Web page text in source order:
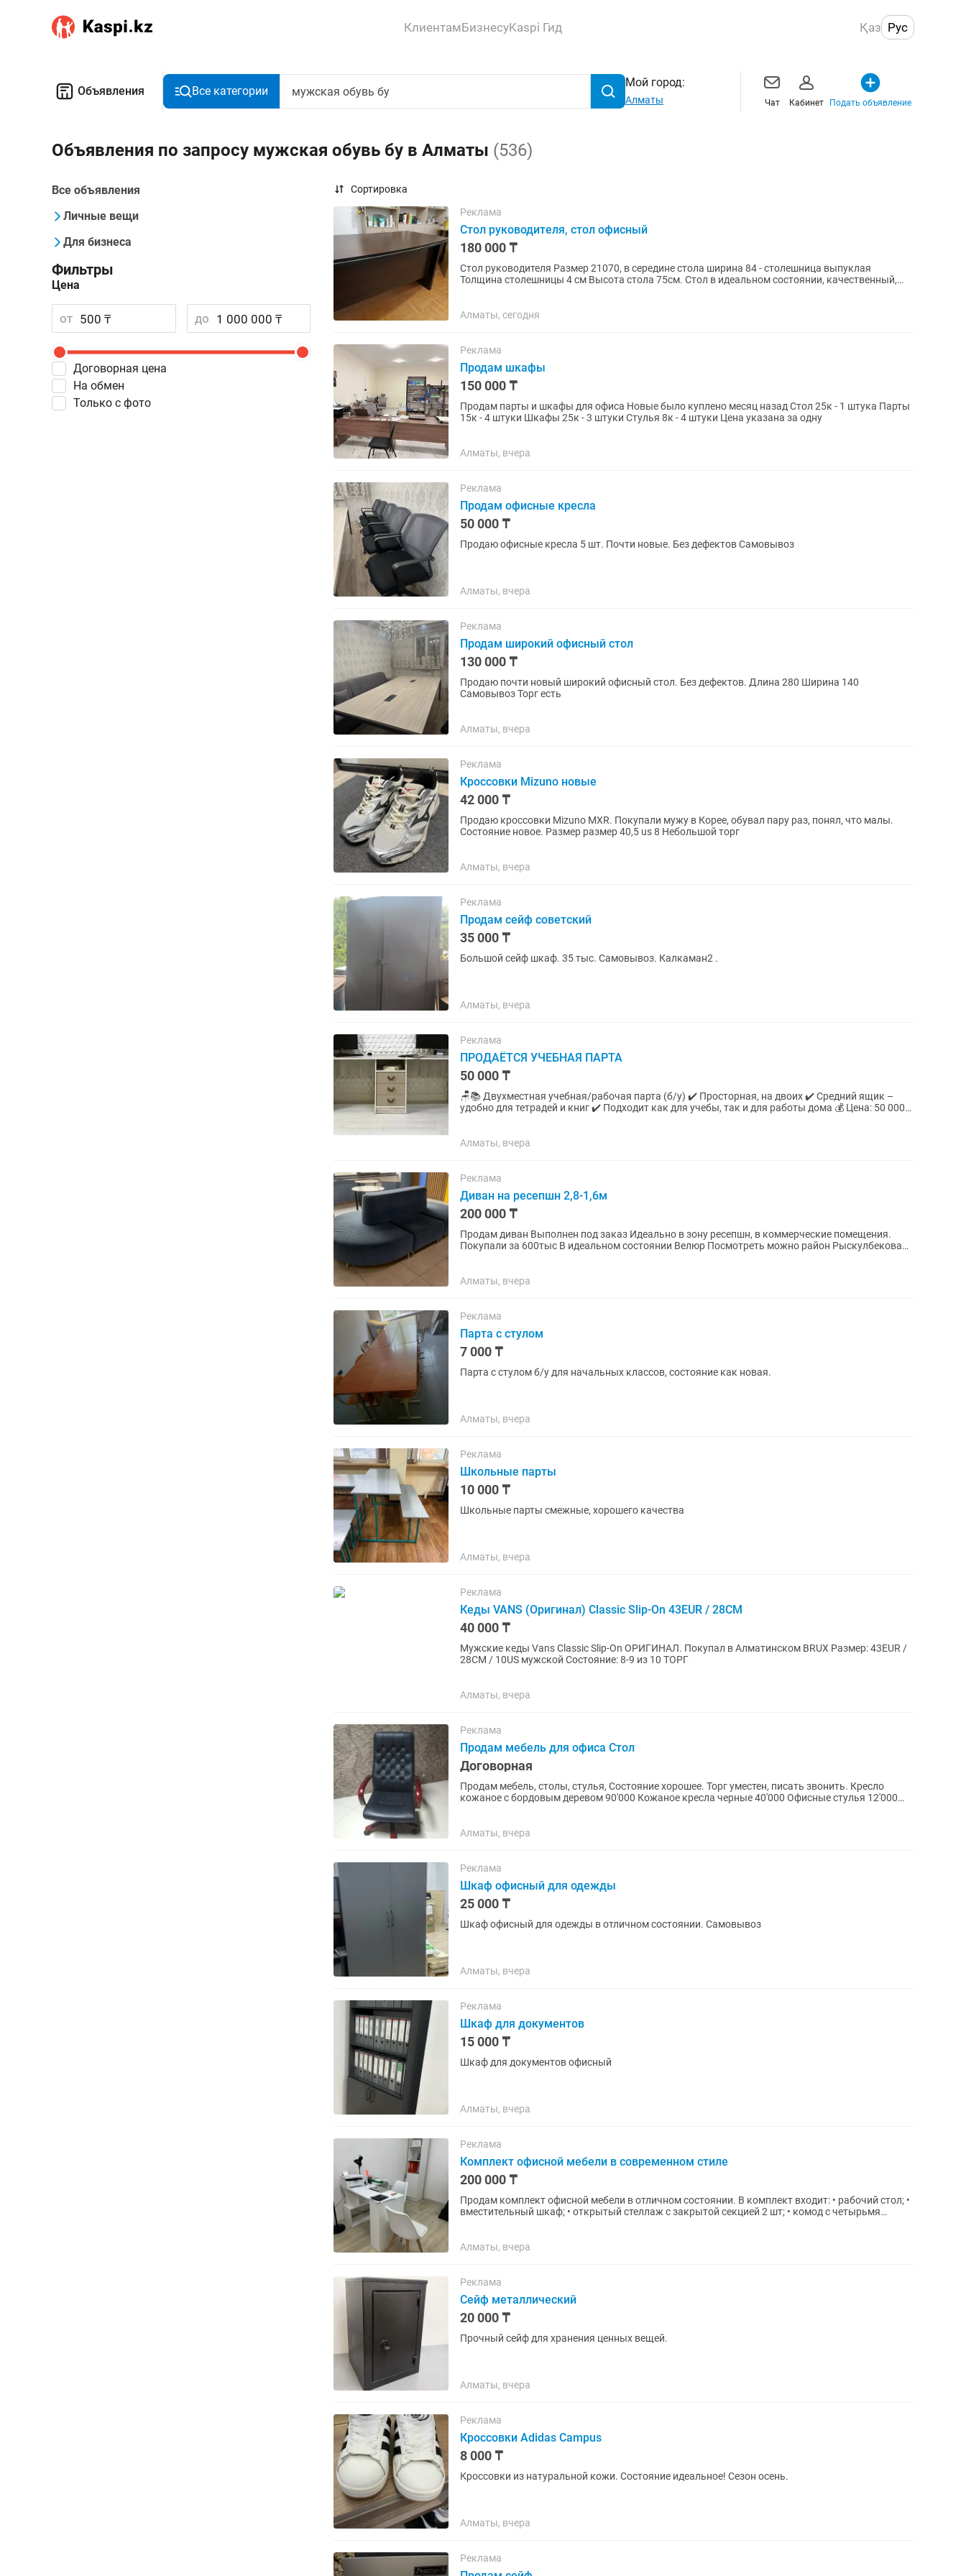
КлиентамБизнесуKaspi Гид Қаз Рус
Объявления Все категории
Мой город:
Алматы Чат Кабинет Подать объявление
Объявления по запросу мужская обувь бу в Алматы (536)
Все объявления
Личные вещи
Для бизнеса
Фильтры
Цена
от до
Договорная цена
На обмен
Только с фото
Сортировка
Реклама
Стол руководителя, стол офисный
180 000 ₸
Стол руководителя Размер 21070, в середине стола ширина 84 - столешница выпуклая
Толщина столешницы 4 см Высота стола 75см. Стол в идеальном состоянии, качественный,
Алматы, сегодня
Реклама
Продам шкафы
150 000 ₸
Продам парты и шкафы для офиса Новые было куплено месяц назад Стол 25к - 1 штука Парты
15к - 4 штуки Шкафы 25к - 3 штуки Стулья 8к - 4 штуки Цена указана за одну
Алматы, вчера
Реклама
Продам офисные кресла
50 000 ₸
Продаю офисные кресла 5 шт. Почти новые. Без дефектов Самовывоз
Алматы, вчера
Реклама
Продам широкий офисный стол
130 000 ₸
Продаю почти новый широкий офисный стол. Без дефектов. Длина 280 Ширина 140
Самовывоз Торг есть
Алматы, вчера
Реклама
Кроссовки Mizuno новые
42 000 ₸
Продаю кроссовки Mizuno MXR. Покупали мужу в Корее, обувал пару раз, понял, что малы.
Состояние новое. Размер размер 40,5 us 8 Небольшой торг
Алматы, вчера
Реклама
Продам сейф советский
35 000 ₸
Большой сейф шкаф. 35 тыс. Самовывоз. Калкаман2 .
Алматы, вчера
Реклама
ПРОДАЁТСЯ УЧЕБНАЯ ПАРТА
50 000 ₸
🪑📚 Двухместная учебная/рабочая парта (б/у) ✔️ Просторная, на двоих ✔️ Средний ящик –
удобно для тетрадей и книг ✔️ Подходит как для учебы, так и для работы дома 💰 Цена: 50 000
Алматы, вчера
Реклама
Диван на ресепшн 2,8-1,6м
200 000 ₸
Продам диван Выполнен под заказ Идеально в зону ресепшн, в коммерческие помещения.
Покупали за 600тыс В идеальном состоянии Велюр Посмотреть можно район Рыскулбекова
Алматы, вчера
Реклама
Парта с стулом
7 000 ₸
Парта с стулом б/у для начальных классов, состояние как новая.
Алматы, вчера
Реклама
Школьные парты
10 000 ₸
Школьные парты смежные, хорошего качества
Алматы, вчера
Реклама
Кеды VANS (Оригинал) Classic Slip-On 43EUR / 28СМ
40 000 ₸
Мужские кеды Vans Classic Slip-On ОРИГИНАЛ. Покупал в Алматинском BRUX Размер: 43EUR /
28СМ / 10US мужской Состояние: 8-9 из 10 ТОРГ
Алматы, вчера
Реклама
Продам мебель для офиса Стол
Договорная
Продам мебель, столы, стулья, Состояние хорошее. Торг уместен, писать звонить. Кресло
кожаное с бордовым деревом 90'000 Кожаное кресла черные 40'000 Офисные стулья 12'000
Алматы, вчера
Реклама
Шкаф офисный для одежды
25 000 ₸
Шкаф офисный для одежды в отличном состоянии. Самовывоз
Алматы, вчера
Реклама
Шкаф для документов
15 000 ₸
Шкаф для документов офисный
Алматы, вчера
Реклама
Комплект офисной мебели в современном стиле
200 000 ₸
Продам комплект офисной мебели в отличном состоянии. В комплект входит: • рабочий стол; •
вместительный шкаф; • открытый стеллаж с закрытой секцией 2 шт; • комод с четырьмя
Алматы, вчера
Реклама
Сейф металлический
20 000 ₸
Прочный сейф для хранения ценных вещей.
Алматы, вчера
Реклама
Кроссовки Adidas Campus
8 000 ₸
Кроссовки из натуральной кожи. Состояние идеальное! Сезон осень.
Алматы, вчера
Реклама